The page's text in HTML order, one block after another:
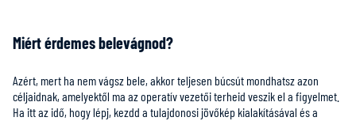
Miért érdemes belevágnod?
Azért, mert ha nem vágsz bele, akkor teljesen búcsút mondhatsz azon
céljaidnak, amelyektől ma az operatív vezetői terheid veszik el a figyelmet.
Ha itt az idő, hogy lépj, kezdd a tulajdonosi jövőkép kialakításával és a